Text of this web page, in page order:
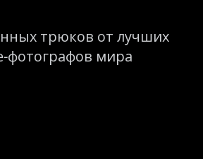
трюков от лучших
фотографов мира